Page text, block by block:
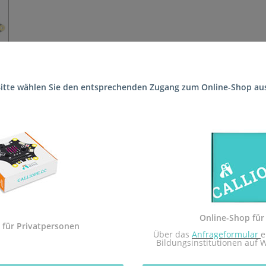
Schule (Realschule plus Speyer Siedlungsschule) geliefert,
I und der Calliope mini Startbox. Das Arbeitsheft
Calliope mini umgesetzt.
I in Rheinland-Pfalz zugelassen.
mit dem Redaktionsteam inf-schule.de, insbesondere Daniel
wählen Sie den entsprechenden Zugang zum Online-Shop
für Privatpersonen
Online-Shop für
Über das Anfrageformular
Bildungsinstitutionen auf